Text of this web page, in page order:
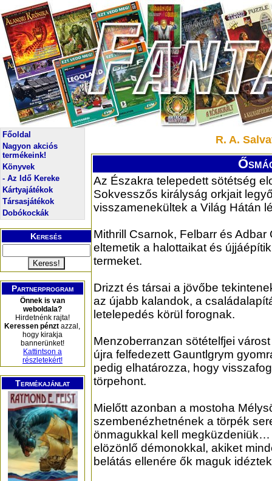
Főoldal
Nagyon akciós
termékeink!
Könyvek
- Az Idő Kereke
Kártyajátékok
Társasjátékok
Dobókockák
Keresés
Partnerprogram
Önnek is van
weboldala?
Hirdetnénk rajta!
Keressen pénzt azzal,
hogy kirakja
bannerünket!
Kattintson a
részletekért!
Termékajánlat
R. A.
Az Északra telepedett sötétség
Sokvesszős királyság orkjait
visszamenekültek a Világ Hátán
Mithrill Csarnok, Felbarr és Adbar
eltemetik a halottaikat és
termeket.
Drizzt és társai a jövőbe
az újabb kalandok, a
letelepedés körül forognak.
Menzoberranzan sötételfjei
újra felfedezett Gauntlgrym
pedig elhatározza, hogy
törpehont.
Mielőtt azonban a mostoha
szembenézhetnének a törpék
önmagukkal kell
elözönlő démonokkal, akiket
belátás ellenére ők maguk